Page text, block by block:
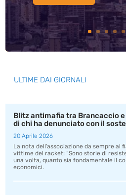
ULTIME DAI GIORNALI
Blitz antimafia tra Brancaccio
di chi ha denunciato con il
20 Aprile 2026
La nota dell’associazione da sempre al
vittime del racket: “Sono storie di
una volta, quanto sia fondamentale il
economici.